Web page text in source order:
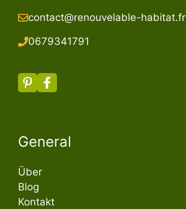
contact@renouvelable-habitat.fr
0679341791
General
Über
Blog
Kontakt